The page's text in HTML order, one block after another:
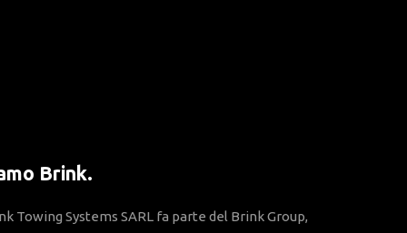
Brink.
Towing Systems SARL fa parte del Brink Group,